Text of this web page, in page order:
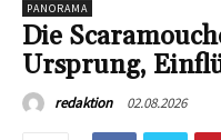
PANORAMA
Die
Ursprung,
redaktion 02.08.2026